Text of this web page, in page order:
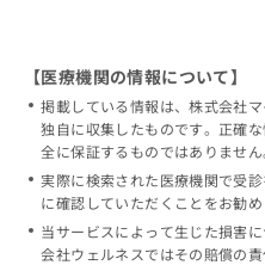
【医療機関の情報について】
掲載している情報は、株式会社
独自に収集したものです。正確
全に保証するものではありません
実際に検索された医療機関で受
に確認していただくことをお勧め
当サービスによって生じた損害
会社ウェルネスではその賠償の